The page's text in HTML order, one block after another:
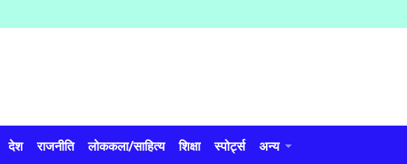
देश राजनीति लोककला/साहित्य शिक्षा स्पोर्ट्स अन्य